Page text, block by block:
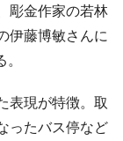
彫金作家の若林
伊藤博敏さんに
表現が特徴。取
ったバス停など